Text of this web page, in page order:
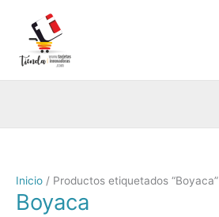
contenido
Inicio / Productos etiquetados “Boyaca”
Boyaca